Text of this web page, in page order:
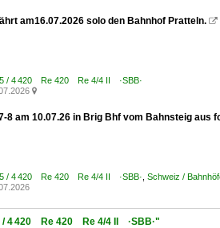
am16.07.2026 solo den Bahnhof Pratteln. 
/ 4 420 Re 420 Re 4/4 II ·SBB·

8 am 10.07.26 in Brig Bhf vom Bahnsteig aus
/ 4 420 Re 420 Re 4/4 II ·SBB· Schweiz /
/ 4 420 Re 420 Re 4/4 II ·SBB·"